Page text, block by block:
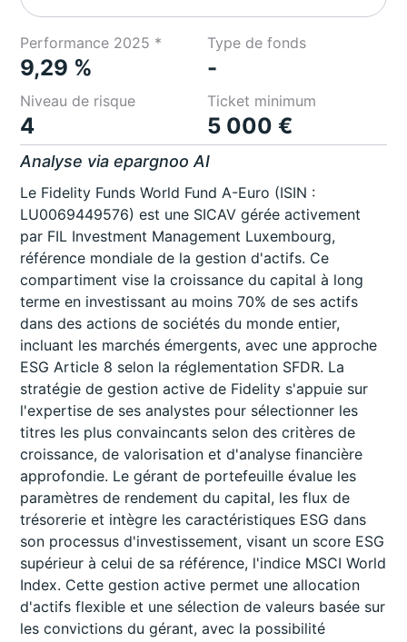
Performance 2025 *
9,29 %
Type de fonds
-
Niveau de risque
4
Ticket minimum
5 000 €
Analyse via epargnoo AI
Le Fidelity Funds World Fund A-Euro (ISIN :
LU0069449576) est une SICAV gérée activement
par FIL Investment Management Luxembourg,
référence mondiale de la gestion d'actifs. Ce
compartiment vise la croissance du capital à long
terme en investissant au moins 70% de ses actifs
dans des actions de sociétés du monde entier,
incluant les marchés émergents, avec une approche
ESG Article 8 selon la réglementation SFDR. La
stratégie de gestion active de Fidelity s'appuie sur
l'expertise de ses analystes pour sélectionner les
titres les plus convaincants selon des critères de
croissance, de valorisation et d'analyse financière
approfondie. Le gérant de portefeuille évalue les
paramètres de rendement du capital, les flux de
trésorerie et intègre les caractéristiques ESG dans
son processus d'investissement, visant un score ESG
supérieur à celui de sa référence, l'indice MSCI World
Index. Cette gestion active permet une allocation
d'actifs flexible et une sélection de valeurs basée sur
les convictions du gérant, avec la possibilité